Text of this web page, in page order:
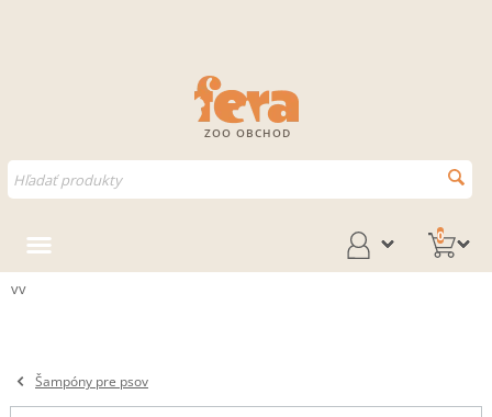
ZOO OBCHOD
0
vv
Šampóny pre psov